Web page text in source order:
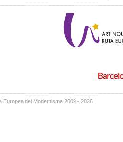
Europea del Modernisme 2009 - 2026